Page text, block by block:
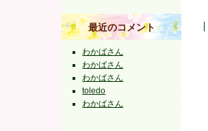
最近のコメント
わかばさん
わかばさん
わかばさん
toledo
わかばさん